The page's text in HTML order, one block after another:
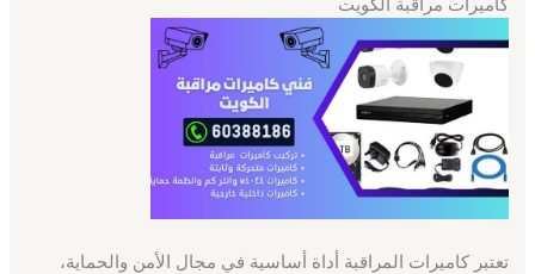
تعتبر كاميرات المراقبة أداة أساسية في مجال الأمن والحماية،